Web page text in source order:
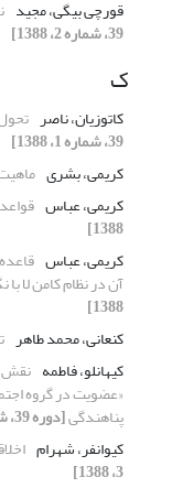
قورچی بیگی، مجید
39، شماره 2، 1388]
ک
کاتوزیان، ناصر
39، شماره 1، 1388]
کریمی، بشری
کریمی، عباس
1388]
کریمی، عباس
آن در نظام کامن لا
1388]
کنعانی، محمد طاهر
کیهانلو، فاطمه نقش
«عضویت در گروه
پناهندگی[دوره 39، شماره 1، 1388]
کیوانفر، شهرام
3، 1388]